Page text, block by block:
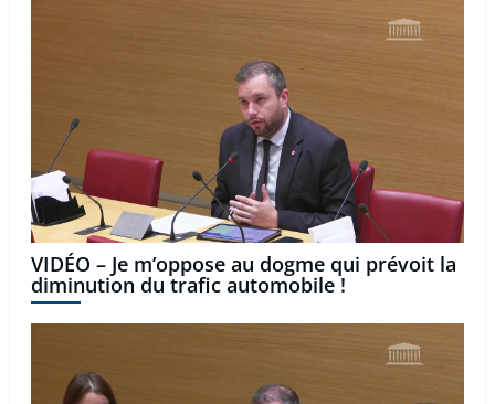
VIDÉO – Je m’oppose au dogme qui prévoit la
diminution du trafic automobile !